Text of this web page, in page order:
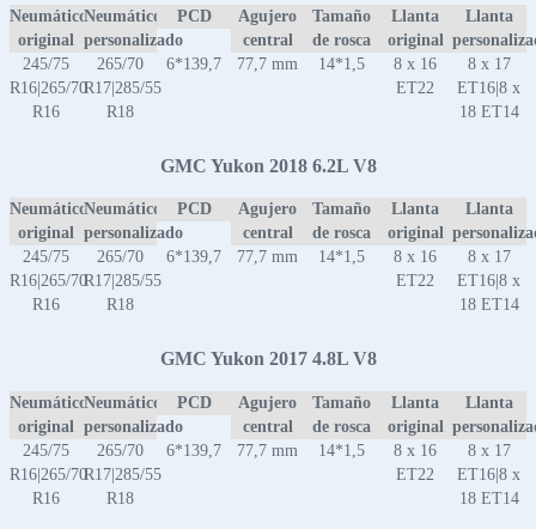
Neumático
original
Neumático
personalizado
PCD
Agujero
central
Tamaño
de rosca
Llanta
original
Llanta
245/75
R16|265/70
R16
265/70
R17|285/55
R18
6*139,7 77,7 mm 14*1,5
8 x 16
ET22
8 x 17
ET16|8 x
18 ET14
GMC Yukon 2018 6.2L V8
Neumático
original
Neumático
personalizado
PCD
Agujero
central
Tamaño
de rosca
Llanta
original
Llanta
245/75
R16|265/70
R16
265/70
R17|285/55
R18
6*139,7 77,7 mm 14*1,5
8 x 16
ET22
8 x 17
ET16|8 x
18 ET14
GMC Yukon 2017 4.8L V8
Neumático
original
Neumático
personalizado
PCD
Agujero
central
Tamaño
de rosca
Llanta
original
Llanta
245/75
R16|265/70
R16
265/70
R17|285/55
R18
6*139,7 77,7 mm 14*1,5
8 x 16
ET22
8 x 17
ET16|8 x
18 ET14